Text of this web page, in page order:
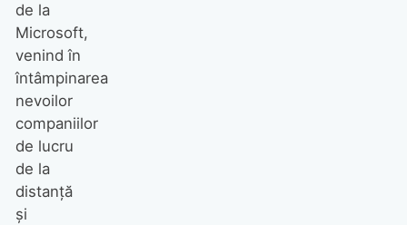
de la
Microsoft,
venind în
întâmpinarea
nevoilor
companiilor
de lucru
de la
distanță
și